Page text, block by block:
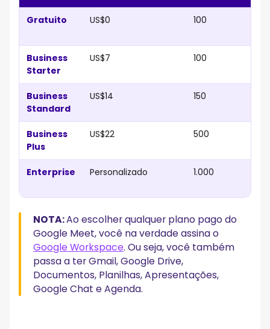
Gratuito US$0 100
Business
Starter
US$7 100
Business
Standard
US$14 150
Business
Plus
US$22 500
Enterprise Personalizado 1.000
NOTA:Ao escolher qualquer plano pago do
Google Meet, você na verdade assina o
Google Workspace. Ou seja, você também
passa a ter Gmail, Google Drive,
Documentos, Planilhas, Apresentações,
Google Chat e Agenda.